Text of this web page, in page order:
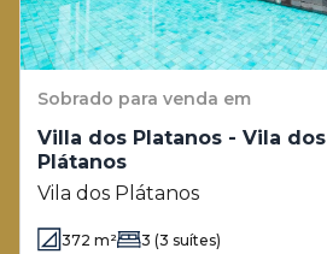
Sobrado para venda em
Villa dos Platanos - Vila dos
Plátanos
Vila dos Plátanos
372 m² 3 (3 suítes)